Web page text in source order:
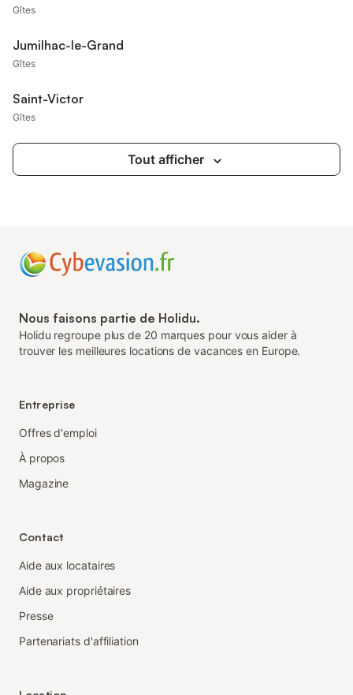
Gîtes
Jumilhac-le-Grand
Gîtes
Saint-Victor
Gîtes
Tout afficher
Nous faisons partie de Holidu.
Holidu regroupe plus de 20 marques pour vous aider à
trouver les meilleures locations de vacances en Europe.
Entreprise
Offres d'emploi
À propos
Magazine
Contact
Aide aux locataires
Aide aux propriétaires
Presse
Partenariats d'affiliation